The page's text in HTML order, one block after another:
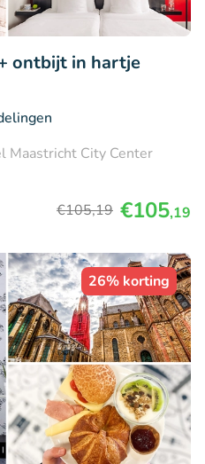
ontbijt in hartje
Maastricht City Center
€105,19 €105,19
26% korting